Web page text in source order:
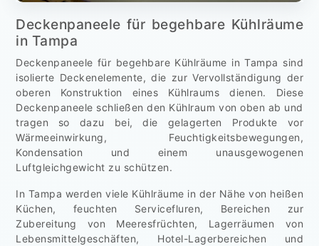
Deckenpaneele für begehbare Kühlräume
in Tampa
Deckenpaneele für begehbare Kühlräume in Tampa sind
isolierte Deckenelemente, die zur Vervollständigung der
oberen Konstruktion eines Kühlraums dienen. Diese
Deckenpaneele schließen den Kühlraum von oben ab und
tragen so dazu bei, die gelagerten Produkte vor
Wärmeeinwirkung, Feuchtigkeitsbewegungen,
Kondensation und einem unausgewogenen
Luftgleichgewicht zu schützen.
In Tampa werden viele Kühlräume in der Nähe von heißen
Küchen, feuchten Servicefluren, Bereichen zur
Zubereitung von Meeresfrüchten, Lagerräumen von
Lebensmittelgeschäften, Hotel-Lagerbereichen und